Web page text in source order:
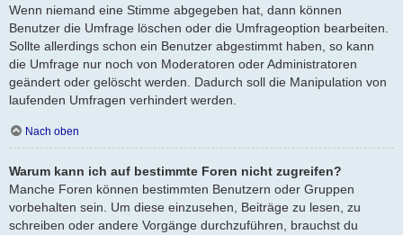
Wenn niemand eine Stimme abgegeben hat, dann können
Benutzer die Umfrage löschen oder die Umfrageoption bearbeiten.
Sollte allerdings schon ein Benutzer abgestimmt haben, so kann
die Umfrage nur noch von Moderatoren oder Administratoren
geändert oder gelöscht werden. Dadurch soll die Manipulation von
laufenden Umfragen verhindert werden.
Nach oben
Warum kann ich auf bestimmte Foren nicht zugreifen?
Manche Foren können bestimmten Benutzern oder Gruppen
vorbehalten sein. Um diese einzusehen, Beiträge zu lesen, zu
schreiben oder andere Vorgänge durchzuführen, brauchst du